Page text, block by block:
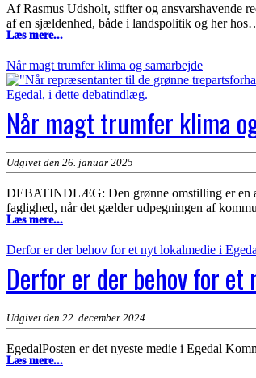
Af Rasmus Udsholt, stifter og ansvarshavende
af en sjældenhed, både i landspolitik og her
Læs mere...
Politisk
drama
i
byrådet
men
måske
også
et
glimt
af
håb?
Når magt trumfer klima og samarbejde
Når magt trumfer klima
Udgivet den 26. januar 2025
DEBATINDLÆG: Den grønne omstilling er en
faglighed, når det gælder udpegningen af
Læs mere...
trumfer
klima
samarbejde
Derfor er der behov for et nyt lokalmedie i
Derfor er der behov for et
Udgivet den 22. december 2024
EgedalPosten er det nyeste medie i Egedal
Læs mere...